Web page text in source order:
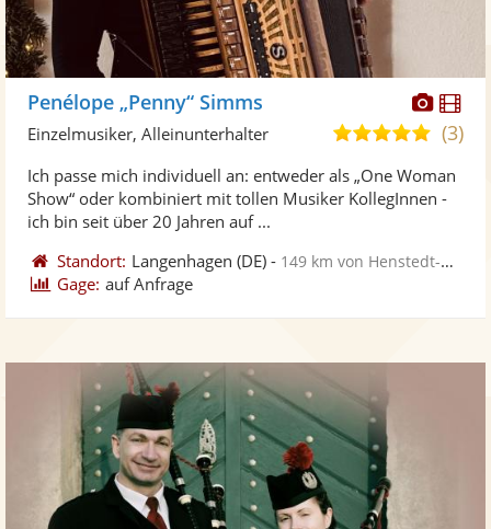
Fotos
Penélope „Penny“ Simms
5,0
5
(3)
Einzelmusiker, Alleinunterhalter
Ich passe mich individuell an: entweder als „One Woman
Show“ oder kombiniert mit tollen Musiker KollegInnen -
ich bin seit über 20 Jahren auf ...
Standort: Langenhagen (DE) - 149 km von Henstedt-Ulzburg
Gage: auf Anfrage